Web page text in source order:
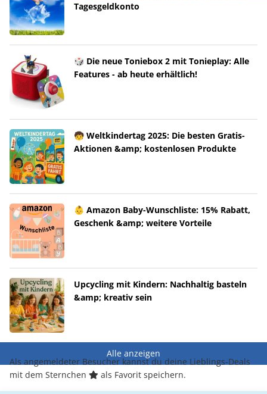
Tagesgeldkonto
🎲 Die neue Toniebox 2 mit Tonieplay: Alle
Features - ab heute erhältlich!
🧒 Weltkindertag 2025: Die besten Gratis-
Aktionen &amp; kostenlosen Produkte
👶 Amazon Baby-Wunschliste: 15% Rabatt,
Geschenk &amp; weitere Vorteile
Upcycling mit Kindern: Nachhaltig basteln
&amp; kreativ sein
Alle anzeigen
Als angemeldeter Besucher kannst du deine Lieblings-Deals
mit dem Sternchen
als Favorit speichern.